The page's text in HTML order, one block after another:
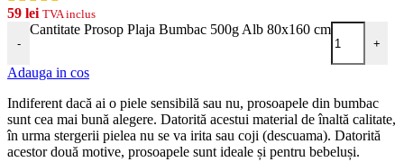
59 lei TVA inclus
-
Cantitate Prosop Plaja Bumbac 500g Alb 80x160 cm
+
Adauga in cos
Indiferent dacă ai o piele sensibilă sau nu, prosoapele din bumbac
sunt cea mai bună alegere. Datorită acestui material de înaltă calitate,
în urma stergerii pielea nu se va irita sau coji (descuama). Datorită
acestor două motive, prosoapele sunt ideale și pentru bebeluși.